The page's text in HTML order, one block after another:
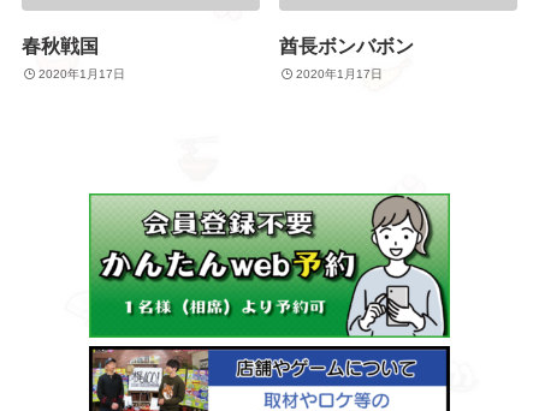
春秋戦国
2020年1月17日
酋長ボンバボン
2020年1月17日